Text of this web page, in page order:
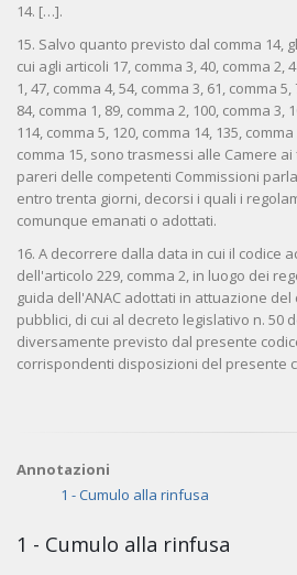
14. […].
15. Salvo quanto previsto dal comma 14,
cui agli articoli 17, comma 3, 40, comma 2,
1, 47, comma 4, 54, comma 3, 61, comma
84, comma 1, 89, comma 2, 100, comma 3,
114, comma 5, 120, comma 14, 135,
comma 15, sono trasmessi alle Camere
pareri delle competenti Commissioni
entro trenta giorni, decorsi i quali i
comunque emanati o adottati.
16. A decorrere dalla data in cui il codice
dell'articolo 229, comma 2, in luogo dei
guida dell'ANAC adottati in attuazione
pubblici, di cui al decreto legislativo n. 50
diversamente previsto dal presente
corrispondenti disposizioni del presente
Annotazioni
1 - Cumulo alla rinfusa
1 - Cumulo alla rinfusa